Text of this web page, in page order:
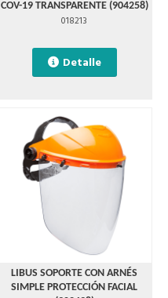
COV-19 TRANSPARENTE (904258)
018213
Detalle
LIBUS SOPORTE CON ARNÉS
SIMPLE PROTECCIÓN FACIAL